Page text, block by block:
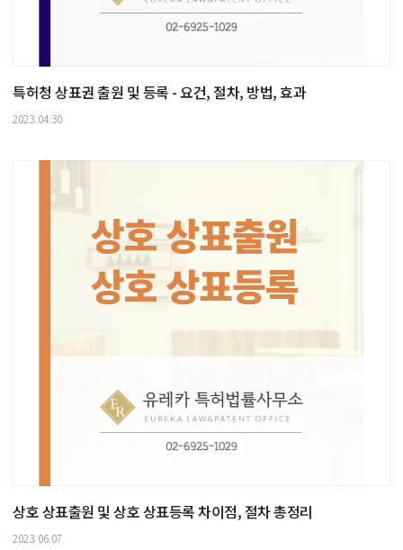
특허청 상표권 출원 및 등록 - 요건, 절차, 방법, 효과
2023.04.30
상호 상표출원 및 상호 상표등록 차이점, 절차 총정리
2023.06.07